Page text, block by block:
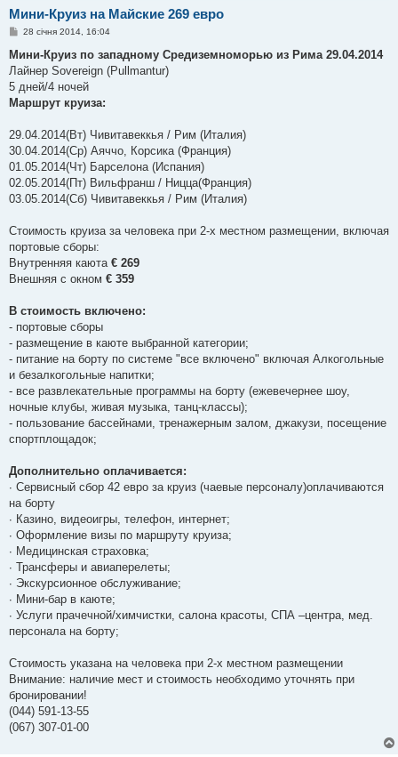
Мини-Круиз на Майские 269 евро
П
в
д
о
м
л
н
я
28 січня 2014, 16:04
Мини-Круиз по западному Cредиземноморью из Рима 29.04.2014
Лайнер Sovereign (Pullmantur)
5 дней/4 ночей
Маршрут круиза:
29.04.2014(Вт) Чивитавеккья / Рим (Италия)
30.04.2014(Ср) Аяччо, Корсика (Франция)
01.05.2014(Чт) Барселона (Испания)
02.05.2014(Пт) Вильфранш / Ницца(Франция)
03.05.2014(Сб) Чивитавеккья / Рим (Италия)
Стоимость круиза за человека при 2-х местном размещении, включая
портовые сборы:
Внутренняя каюта € 269
Внешняя с окном € 359
В стоимость включено:
- портовые сборы
- размещение в каюте выбранной категории;
- питание на борту по системе "все включено" включая Алкогольные
и безалкогольные напитки;
- все развлекательные программы на борту (ежевечернее шоу,
ночные клубы, живая музыка, танц-классы);
- пользование бассейнами, тренажерным залом, джакузи, посещение
спортплощадок;
Дополнительно оплачивается:
∙ Сервисный сбор 42 евро за круиз (чаевые персоналу)оплачиваются
на борту
∙ Казино, видеоигры, телефон, интернет;
∙ Оформление визы по маршруту круиза;
∙ Медицинская страховка;
∙ Трансферы и авиаперелеты;
∙ Экскурсионное обслуживание;
∙ Мини-бар в каюте;
∙ Услуги прачечной/химчистки, салона красоты, СПА –центра, мед.
персонала на борту;
Стоимость указана на человека при 2-х местном размещении
Внимание: наличие мест и стоимость необходимо уточнять при
бронировании!
(044) 591-13-55
(067) 307-01-00